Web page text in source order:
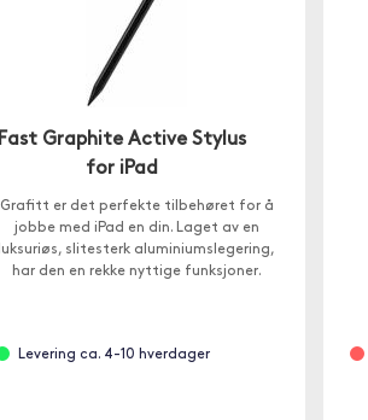
Fast Graphite Active Stylus
for iPad
Grafitt er det perfekte tilbehøret for å
jobbe med iPad en din. Laget av en
luksuriøs, slitesterk aluminiumslegering,
har den en rekke nyttige funksjoner.
Levering ca. 4-10 hverdager